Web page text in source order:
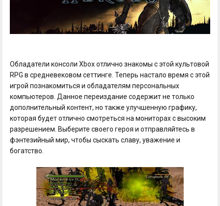
Обладатели консоли Xbox отлично знакомы с этой культовой
RPG в средневековом сеттинге. Теперь настало время с этой
игрой познакомиться и обладателям персональных
компьютеров. Данное переиздание содержит не только
дополнительный контент, но также улучшенную графику,
которая будет отлично смотреться на мониторах с высоким
разрешением. Выберите своего героя и отправляйтесь в
фэнтезийный мир, чтобы сыскать славу, уважение и
богатство.